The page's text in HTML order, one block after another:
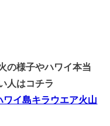
の様子やハワイ本当
人はコチラ
イ島キラウエア火山